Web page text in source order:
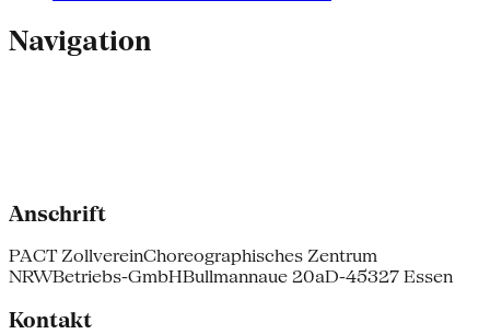
Navigation
Anschrift
PACT ZollvereinChoreographisches Zentrum
NRWBetriebs-GmbHBullmannaue 20aD-45327 Essen
Kontakt